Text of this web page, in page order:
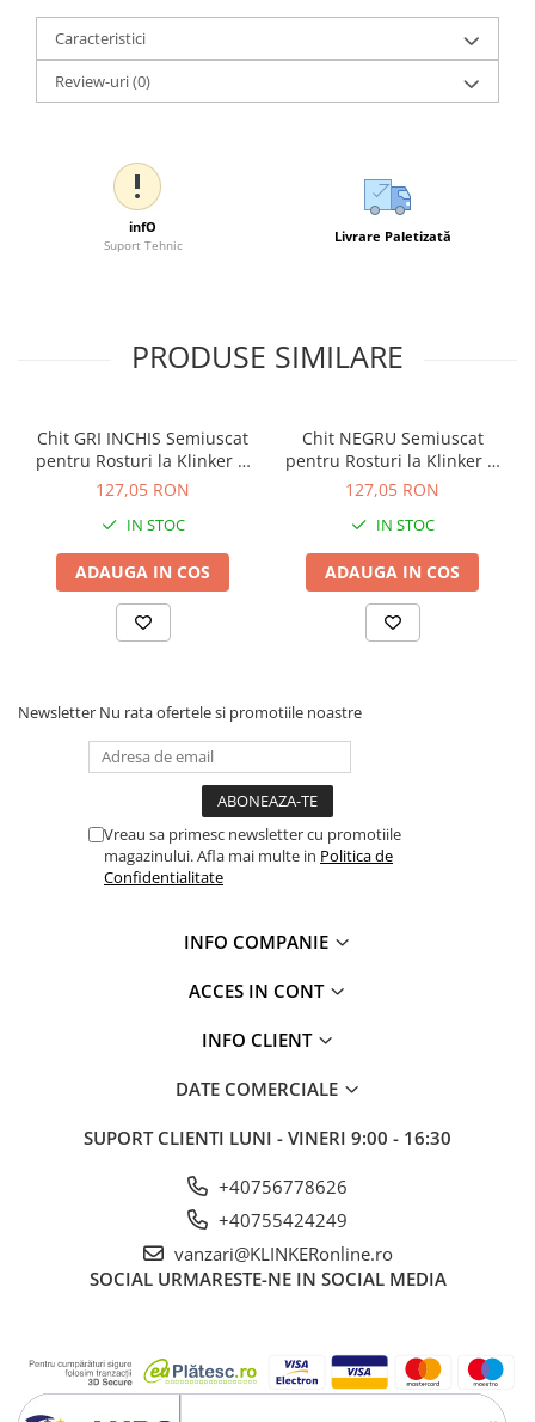
Caracteristici
Review-uri(0)
infO
Suport Tehnic
Livrare Paletizată
PRODUSE SIMILARE
Chit GRI INCHIS Semiuscat
pentru Rosturi la Klinker si
Caramida Aparenta FM
127,05 RON
IN STOC
ADAUGA IN COS
Chit NEGRU Semiuscat
pentru Rosturi la Klinker si
Caramida Aparenta FM
127,05 RON
IN STOC
ADAUGA IN COS
Newsletter Nu rata ofertele si promotiile noastre
Vreau sa primesc newsletter cu promotiile
magazinului. Afla mai multe in Politica de
Confidentialitate
INFO COMPANIE
ACCES IN CONT
INFO CLIENT
DATE COMERCIALE
SUPORT CLIENTI LUNI - VINERI 9:00 - 16:30
+40756778626
+40755424249
vanzari@KLINKERonline.ro
SOCIAL URMARESTE-NE IN SOCIAL MEDIA